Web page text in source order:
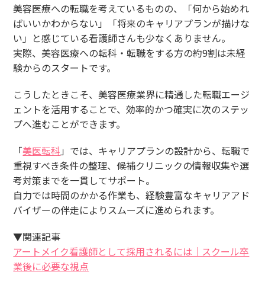
美容医療への転職を考えているものの、「何から始めれ
ばいいかわからない」「将来のキャリアプランが描けな
い」と感じている看護師さんも少なくありません。
実際、美容医療への転科・転職をする方の約9割は未経
験からのスタートです。
こうしたときこそ、美容医療業界に精通した転職エージ
ェントを活用することで、効率的かつ確実に次のステッ
プへ進むことができます。
「美医転科 」では、キャリアプランの設計から、転職で
重視すべき条件の整理、候補クリニックの情報収集や選
考対策までを一貫してサポート。
自力では時間のかかる作業も、経験豊富なキャリアアド
バイザーの伴走によりスムーズに進められます。
▼関連記事
アートメイク看護師として採用されるには｜スクール卒
業後に必要な視点